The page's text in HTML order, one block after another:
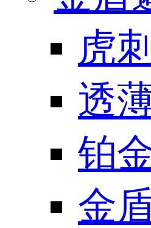
虎
透
铂
金